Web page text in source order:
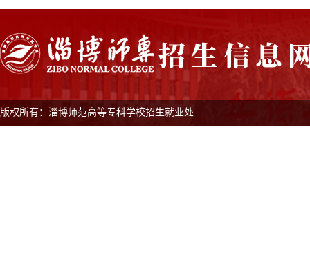
版权所有：淄博师范高等专科学校招生就业处